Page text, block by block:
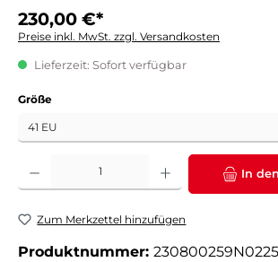
230,00 €*
Preise inkl. MwSt. zzgl. Versandkosten
Lieferzeit: Sofort verfügbar
Größeauswählen
Produkt Anzahl: Gib den gewünschten Wert ein oder
In
Zum Merkzettel hinzufügen
Produktnummer: 230800259N0225